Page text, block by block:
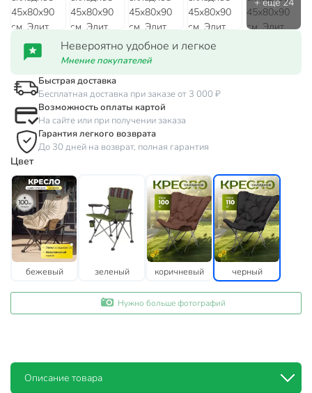
Невероятно удобное и легкое
Мнение покупателей
Быстрая доставка
Бесплатная доставка при заказе от 3 000 ₽
Возможность оплаты картой
На сайте или при получении заказа
Гарантия легкого возврата
До 30 дней на возврат, полная гарантия
Цвет
бежевый зеленый коричневый черный
Нужно больше фотографий
Описание товара